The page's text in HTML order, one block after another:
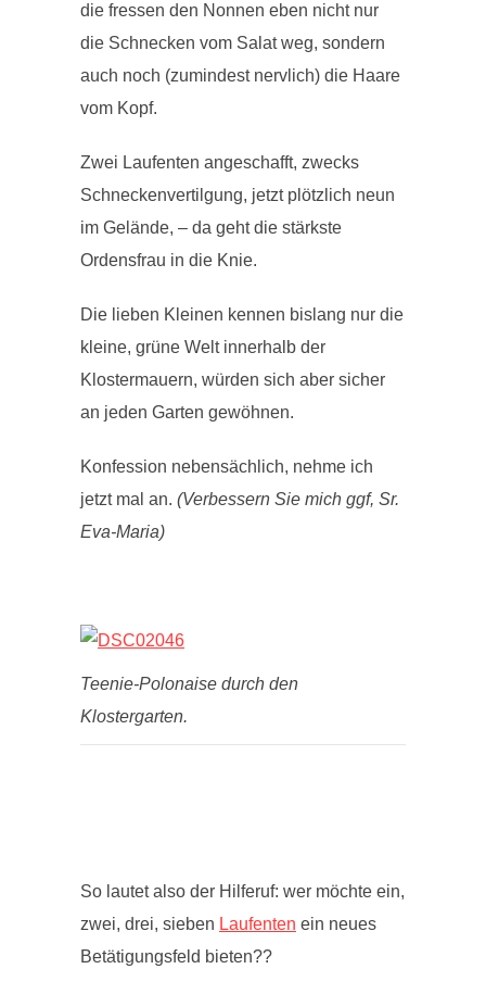
die fressen den Nonnen eben nicht nur
die Schnecken vom Salat weg, sondern
auch noch (zumindest nervlich) die Haare
vom Kopf.
Zwei Laufenten angeschafft, zwecks
Schneckenvertilgung, jetzt plötzlich neun
im Gelände, – da geht die stärkste
Ordensfrau in die Knie.
Die lieben Kleinen kennen bislang nur die
kleine, grüne Welt innerhalb der
Klostermauern, würden sich aber sicher
an jeden Garten gewöhnen.
Konfession nebensächlich, nehme ich
jetzt mal an. (Verbessern Sie mich ggf, Sr.
Eva-Maria)
Teenie-Polonaise durch den
Klostergarten.
So lautet also der Hilferuf: wer möchte ein,
zwei, drei, sieben Laufenten ein neues
Betätigungsfeld bieten??